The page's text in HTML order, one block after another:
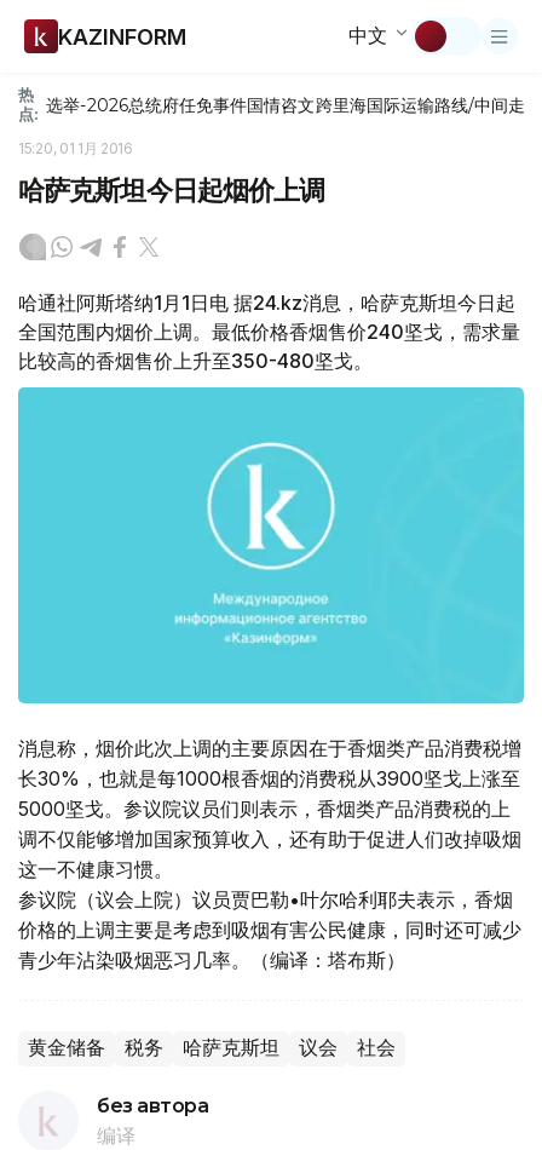
KAZINFORM 中文
热
点: 选举-2026总统府任免事件国情咨文跨里海国际运输路线/中间走廊
15:20, 01 1月 2016
哈萨克斯坦今日起烟价上调
哈通社阿斯塔纳1月1日电 据24.kz消息，哈萨克斯坦今日起
全国范围内烟价上调。最低价格香烟售价240坚戈，需求量
比较高的香烟售价上升至350-480坚戈。
消息称，烟价此次上调的主要原因在于香烟类产品消费税增
长30%，也就是每1000根香烟的消费税从3900坚戈上涨至
5000坚戈。参议院议员们则表示，香烟类产品消费税的上
调不仅能够增加国家预算收入，还有助于促进人们改掉吸烟
这一不健康习惯。
参议院（议会上院）议员贾巴勒•叶尔哈利耶夫表示，香烟
价格的上调主要是考虑到吸烟有害公民健康，同时还可减少
青少年沾染吸烟恶习几率。（编译：塔布斯）
黄金储备 税务 哈萨克斯坦 议会 社会
без автора
编译